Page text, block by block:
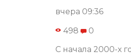
вчера 09:36
498 0
С начала 2000-х